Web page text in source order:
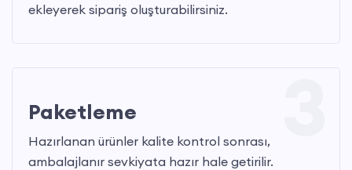
ekleyerek sipariş oluşturabilirsiniz.
Paketleme
Hazırlanan ürünler kalite kontrol sonrası,
ambalajlanır sevkiyata hazır hale getirilir.